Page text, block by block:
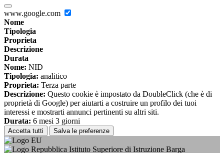
www.google.com
Nome
Tipologia
Proprieta
Descrizione
Durata
Nome: NID
Tipologia: analitico
Proprieta: Terza parte
Descrizione: Questo cookie è impostato da DoubleClick (che è di
proprietà di Google) per aiutarti a costruire un profilo dei tuoi
interessi e mostrarti annunci pertinenti su altri siti.
Durata: 6 mesi 3 giorni
Accetta tutti Salva le preferenze
Istituto Superiore di Istruzione Barga